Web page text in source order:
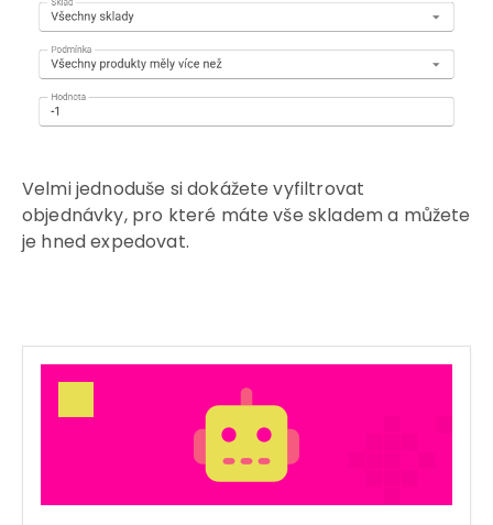
Velmi jednoduše si dokážete vyfiltrovat
objednávky, pro které máte vše skladem a můžete
je hned expedovat.